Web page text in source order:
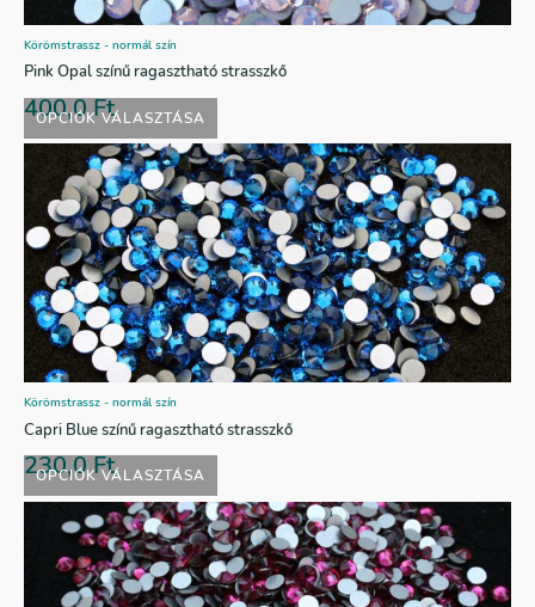
OPCIÓK VÁLASZTÁSA
Körömstrassz - normál szín
Pink Opal színű ragasztható strasszkő
400,0Ft
OPCIÓK VÁLASZTÁSA
Körömstrassz - normál szín
Capri Blue színű ragasztható strasszkő
230,0Ft